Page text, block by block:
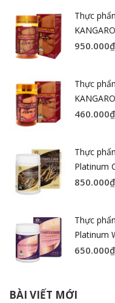
Thực
950.000₫
Thực
460.000₫
Thực
Platinum
850.000₫
Thực
Platinum
650.000₫
BÀI VIẾT MỚI